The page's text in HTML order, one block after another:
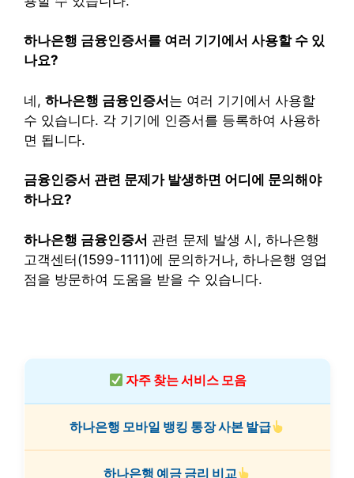
하나은행 금융인증서를 여러 기기에서 사용할 수 있
나요?
네, 하나은행 금융인증서는 여러 기기에서 사용할
수 있습니다. 각 기기에 인증서를 등록하여 사용하
면 됩니다.
금융인증서 관련 문제가 발생하면 어디에 문의해야
하나요?
하나은행 금융인증서 관련 문제 발생 시, 하나은행
고객센터(1599-1111)에 문의하거나, 하나은행 영업
점을 방문하여 도움을 받을 수 있습니다.
자주 찾는 서비스 모음
하나은행 모바일 뱅킹 통장 사본 발급
하나은행 예금 금리 비교